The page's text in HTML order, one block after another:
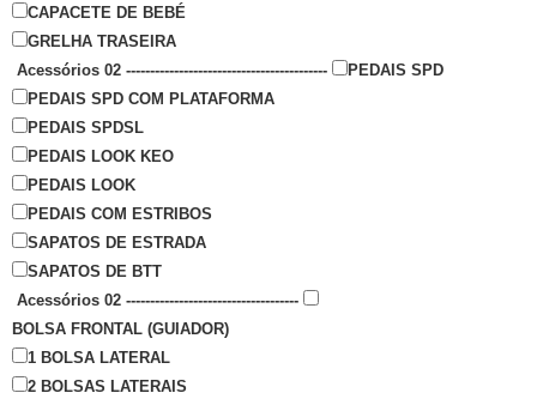
CAPACETE DE BEBÉ
GRELHA TRASEIRA
Acessórios 02 ------------------------------------------
PEDAIS SPD
PEDAIS SPD COM PLATAFORMA
PEDAIS SPDSL
PEDAIS LOOK KEO
PEDAIS LOOK
PEDAIS COM ESTRIBOS
SAPATOS DE ESTRADA
SAPATOS DE BTT
Acessórios 02 ------------------------------------
BOLSA FRONTAL (GUIADOR)
1 BOLSA LATERAL
2 BOLSAS LATERAIS